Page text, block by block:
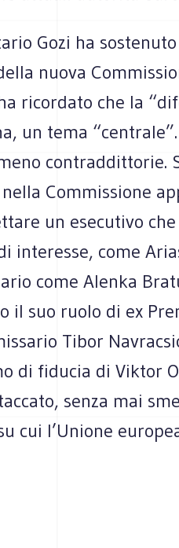
Gozi ha
nuova
ricordato che la
un tema
contraddittorie.
Commissione
un esecutivo
come
come Alenka
il suo ruolo di ex
Tibor
di fiducia di Viktor
senza mai
cui l’Unione